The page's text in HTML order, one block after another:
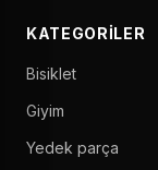
KATEGORILER
Bisiklet
Giyim
Yedek parça